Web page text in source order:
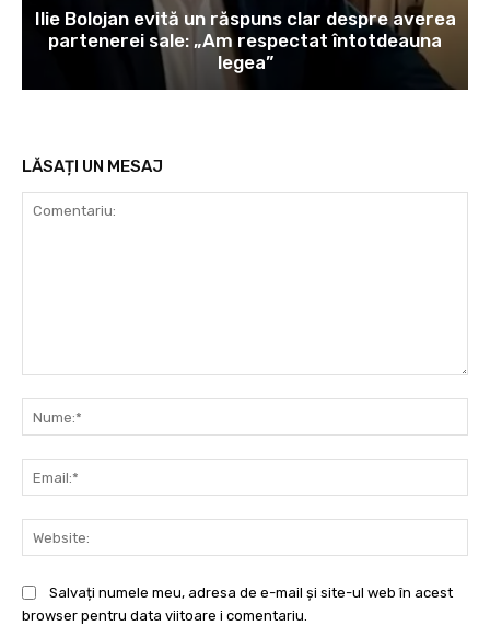
Ilie Bolojan evită un răspuns clar despre averea
partenerei sale: „Am respectat întotdeauna
legea”
LĂSAȚI UN MESAJ
Salvați numele meu, adresa de e-mail și site-ul web în acest
browser pentru data viitoare i comentariu.